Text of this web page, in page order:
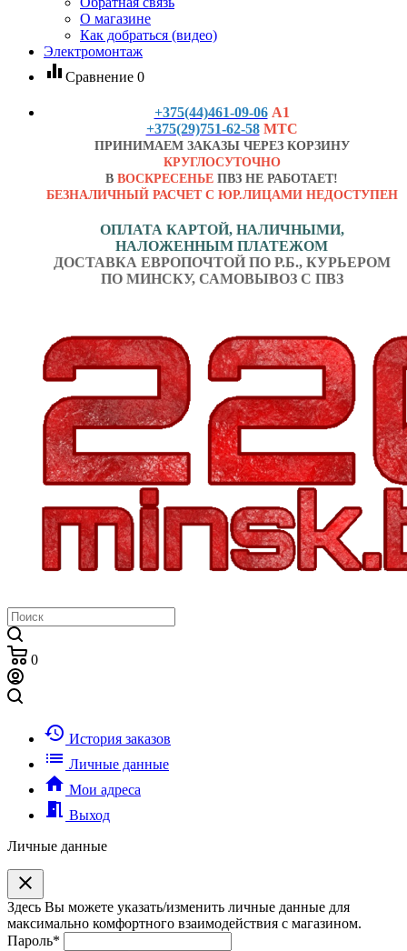
О магазине
Как добраться (видео)
Электромонтаж
equalizer Сравнение 0
+375(44)461-09-06 А1
+375(29)751-62-58 МТС
ПРИНИМАЕМ ЗАКАЗЫ ЧЕРЕЗ КОРЗИНУ
КРУГЛОСУТОЧНО
В ВОСКРЕСЕНЬЕ ПВЗ НЕ РАБОТАЕТ!
БЕЗНАЛИЧНЫЙ РАСЧЕТ С ЮР.ЛИЦАМИ НЕДОСТУПЕН
ОПЛАТА КАРТОЙ, НАЛИЧНЫМИ,
НАЛОЖЕННЫМ ПЛАТЕЖОМ
ДОСТАВКА ЕВРОПОЧТОЙ ПО Р.Б., КУРЬЕРОМ
ПО МИНСКУ, САМОВЫВОЗ С ПВЗ
0
history История заказов
list Личные данные
home Мои адреса
meeting_room Выход
Личные данные
clear
Здесь Вы можете указать/изменить личные данные для
максимально комфортного взаимодействия с магазином.
Пароль*